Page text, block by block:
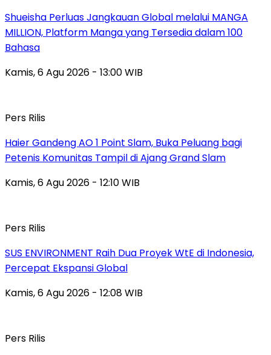
Shueisha Perluas Jangkauan Global melalui MANGA
MILLION, Platform Manga yang Tersedia dalam 100
Bahasa
Kamis, 6 Agu 2026 - 13:00 WIB
Pers Rilis
Haier Gandeng AO 1 Point Slam, Buka Peluang bagi
Petenis Komunitas Tampil di Ajang Grand Slam
Kamis, 6 Agu 2026 - 12:10 WIB
Pers Rilis
SUS ENVIRONMENT Raih Dua Proyek WtE di Indonesia,
Percepat Ekspansi Global
Kamis, 6 Agu 2026 - 12:08 WIB
Pers Rilis